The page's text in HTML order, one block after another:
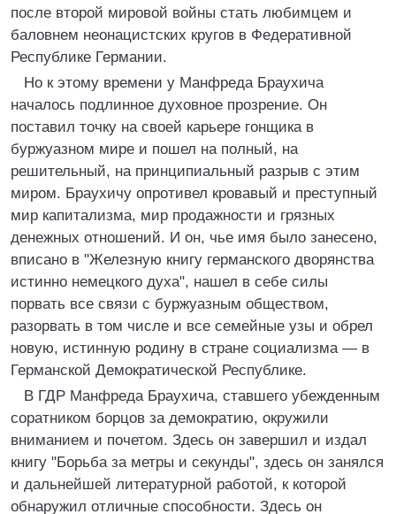
после второй мировой войны стать любимцем и
баловнем неонацистских кругов в Федеративной
Республике Германии.
Но к этому времени у Манфреда Браухича
началось подлинное духовное прозрение. Он
поставил точку на своей карьере гонщика в
буржуазном мире и пошел на полный, на
решительный, на принципиальный разрыв с этим
миром. Браухичу опротивел кровавый и преступный
мир капитализма, мир продажности и грязных
денежных отношений. И он, чье имя было занесено,
вписано в "Железную книгу германского дворянства
истинно немецкого духа", нашел в себе силы
порвать все связи с буржуазным обществом,
разорвать в том числе и все семейные узы и обрел
новую, истинную родину в стране социализма — в
Германской Демократической Республике.
В ГДР Манфреда Браухича, ставшего убежденным
соратником борцов за демократию, окружили
вниманием и почетом. Здесь он завершил и издал
книгу "Борьба за метры и секунды", здесь он занялся
и дальнейшей литературной работой, к которой
обнаружил отличные способности. Здесь он